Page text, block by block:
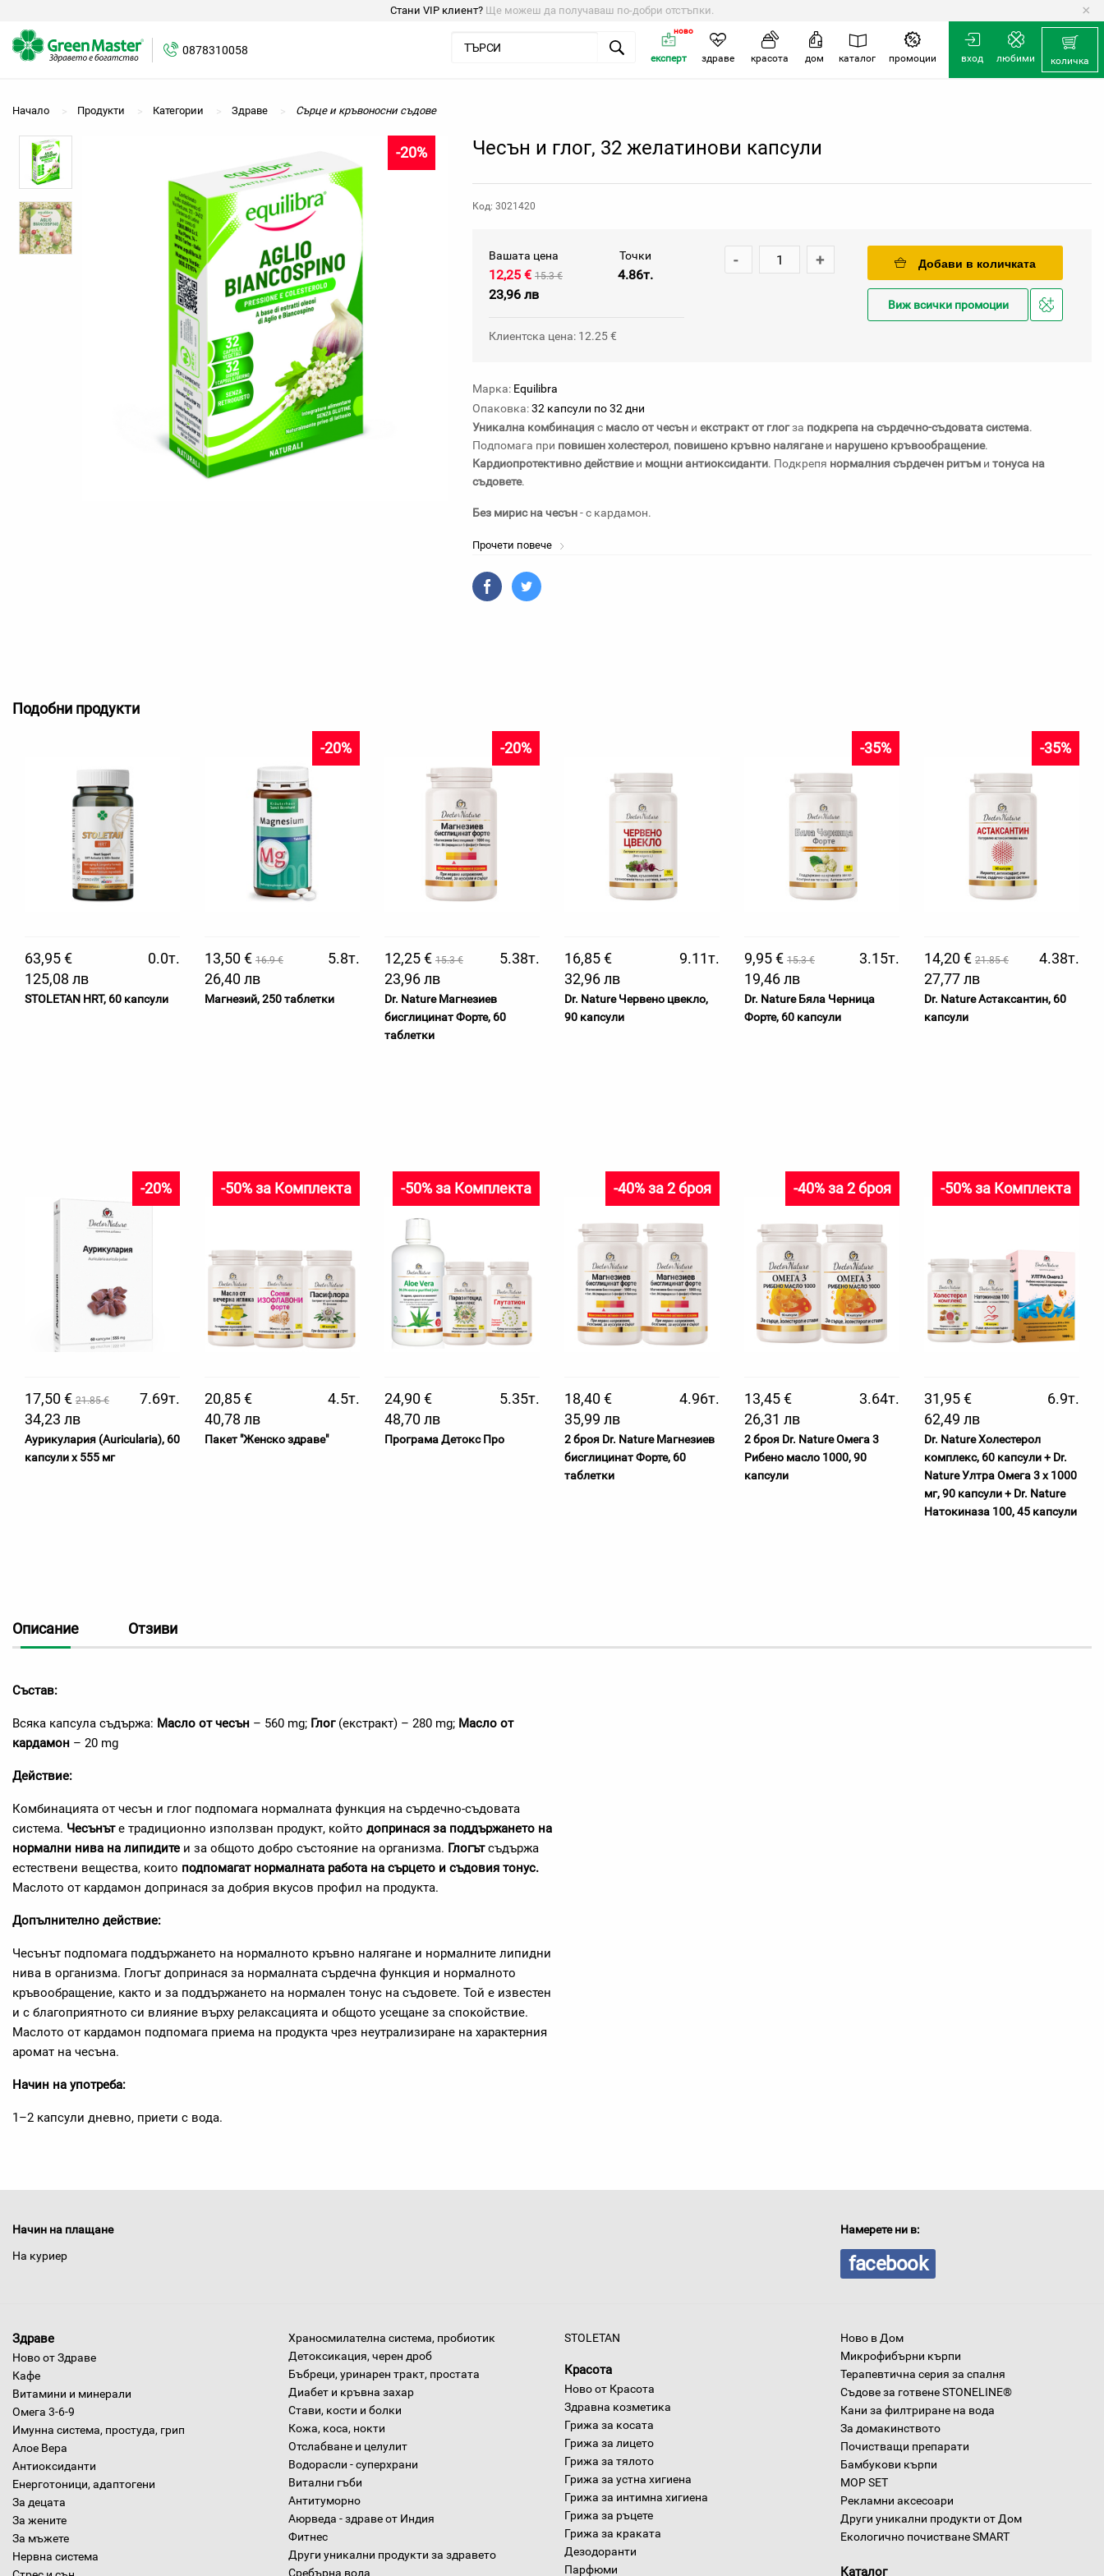
Стани VIP клиент? Ще можеш да получаваш по-добри отстъпки. ×
0878310058
вход любими количка
експерт
ново
здраве красота дом каталог промоции
Начало Продукти Категории Здраве Сърце и кръвоносни съдове
-20% Чесън и глог, 32 желатинови капсули
Код: 3021420
Вашата цена
12,25 € 15.3 €
23,96 лв
Точки
4.86т.
Клиентска цена: 12.25 €
- + Добави в количката
Виж всички промоции
Добави
Марка: Equilibra
Опаковка:32 капсули по 32 дни
Уникална комбинацияс масло от чесън и екстракт от глогза подкрепа на сърдечно-съдовата система.
Подпомага при повишен холестерол, повишено кръвно наляганеи нарушено кръвообращение.
Кардиопротективно действиеи мощни антиоксиданти. Подкрепя нормалния сърдечен ритъм и тонуса на
съдовете.
Без мирис на чесън- с кардамон.
Прочети повече
Подобни продукти
63,95 €
0.0т.
125,08 лв
STOLETAN HRT, 60 капсули
13,50 € 16.9 €
-20%
5.8т.
26,40 лв
Магнезий, 250 таблетки
12,25 € 15.3 €
-20%
5.38т.
23,96 лв
Dr. Nature Магнезиев
бисглицинат Форте, 60
таблетки
16,85 €
9.11т.
32,96 лв
Dr. Nature Червено цвекло,
90 капсули
9,95 € 15.3 €
-35%
3.15т.
19,46 лв
Dr. Nature Бяла Черница
Форте, 60 капсули
14,20 € 21.85 €
-35%
4.38т.
27,77 лв
Dr. Nature Астаксантин, 60
капсули
17,50 € 21.85 €
-20%
7.69т.
34,23 лв
Аурикулария (Auricularia), 60
капсули х 555 мг
-50% за Комплекта
20,85 €
4.5т.
40,78 лв
Пакет "Женско здраве"
-50% за Комплекта
24,90 €
5.35т.
48,70 лв
Програма Детокс Про
-40% за 2 броя
18,40 €
4.96т.
35,99 лв
2 броя Dr. Nature Магнезиев
бисглицинат Форте, 60
таблетки
-40% за 2 броя
13,45 €
3.64т.
26,31 лв
2 броя Dr. Nature Oмега 3
Рибено масло 1000, 90
капсули
-50% за Комплекта
31,95 €
6.9т.
62,49 лв
Dr. Nature Холестерол
комплекс, 60 капсули + Dr.
Nature Ултра Омега 3 х 1000
мг, 90 капсули + Dr. Nature
Натокиназа 100, 45 капсули
Описание Отзиви
Състав:
Всяка капсула съдържа: Масло от чесън – 560 mg; Глог(екстракт) – 280 mg; Масло от
кардамон – 20 mg
Действие:
Комбинацията от чесън и глог подпомага нормалната функция на сърдечно-съдовата
система. Чесънъте традиционно използван продукт, който допринася за поддържането на
нормални нива на липидите и за общото добро състояние на организма. Глогътсъдържа
естествени вещества, които подпомагат нормалната работа на сърцето и съдовия тонус.
Маслото от кардамон допринася за добрия вкусов профил на продукта.
Допълнително действие:
Чесънът подпомага поддържането на нормалното кръвно налягане и нормалните липидни
нива в организма. Глогът допринася за нормалната сърдечна функция и нормалното
кръвообращение, както и за поддържането на нормален тонус на съдовете. Той е известен
и с благоприятното си влияние върху релаксацията и общото усещане за спокойствие.
Маслото от кардамон подпомага приема на продукта чрез неутрализиране на характерния
аромат на чесъна.
Начин на употреба:
1–2 капсули дневно, приети с вода.
Начин на плащане
На куриер
Намерете ни в:
facebook
Здраве
Ново от Здраве
Кафе
Витамини и минерали
Омега 3-6-9
Имунна система, простуда, грип
Алое Вера
Антиоксиданти
Енерготоници, адаптогени
За децата
За жените
За мъжете
Нервна система
Храносмилателна система, пробиотик
Детоксикация, черен дроб
Бъбреци, уринарен тракт, простата
Диабет и кръвна захар
Стави, кости и болки
Кожа, коса, нокти
Отслабване и целулит
Водорасли - суперхрани
Витални гъби
Антитуморно
Аюрведа - здраве от Индия
Фитнес
Други уникални продукти за здравето
Сребърна вода
STOLETAN
Красота
Ново от Красота
Здравна козметика
Грижа за косата
Грижа за лицето
Грижа за тялото
Грижа за устна хигиена
Грижа за интимна хигиена
Грижа за ръцете
Грижа за краката
Дезодоранти
Парфюми
Ново в Дом
Микрофибърни кърпи
Терапевтична серия за спалня
Съдове за готвене STONELINE®
Кани за филтриране на вода
За домакинството
Почистващи препарати
Бамбукови кърпи
MOP SET
Рекламни аксесоари
Други уникални продукти от Дом
Екологично почистване SMART
Каталог